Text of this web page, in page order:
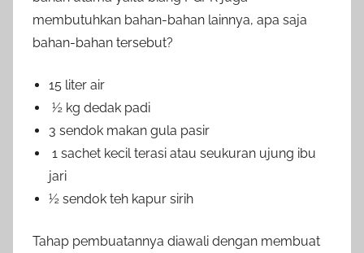
membutuhkan bahan-bahan lainnya, apa saja
bahan-bahan tersebut?
15 liter air
½ kg dedak padi
3 sendok makan gula pasir
1 sachet kecil terasi atau seukuran ujung ibu
jari
½ sendok teh kapur sirih
Tahap pembuatannya diawali dengan membuat